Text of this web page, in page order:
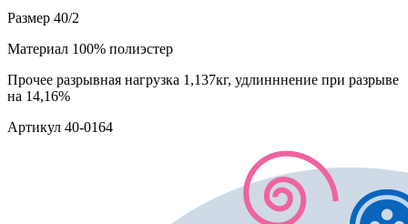
Размер 40/2
Материал 100% полиэстер
Прочее разрывная нагрузка 1,137кг, удлинннение при разрыве
на 14,16%
Артикул 40-0164